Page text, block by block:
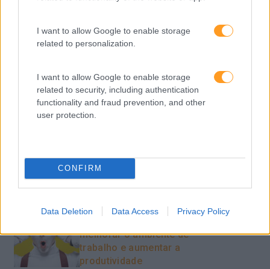
I want to allow Google to enable storage
related to personalization.
I want to allow Google to enable storage
related to security, including authentication
functionality and fraud prevention, and other
user protection.
CONFIRM
Data Deletion Data Access Privacy Policy
Team Building
Tecnologias De Informação
Vendas E Negociação
Recentes
calendário
Como usar a escuta
melhorar o ambiente de
trabalho e aumentar a
produtividade